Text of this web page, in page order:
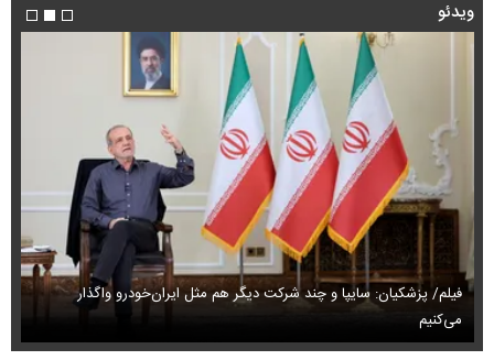
ویدئو
فیلم/ پزشکیان: سایپا و چند شرکت دیگر هم مثل ایران‌خودرو واگذار
می‌کنیم